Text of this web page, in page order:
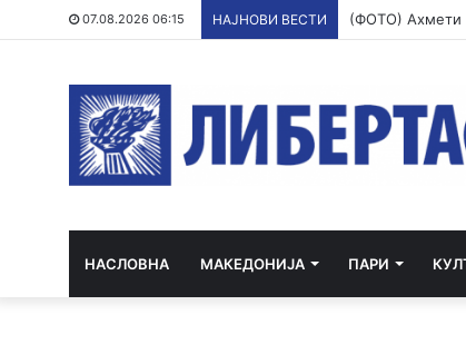
07.08.2026 06:15 НАЈНОВИ ВЕСТИ
НАСЛОВНА МАКЕДОНИЈА ПАРИ